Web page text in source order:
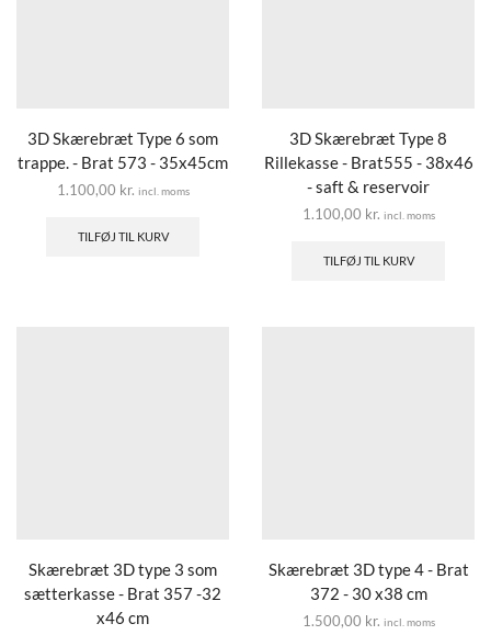
3D Skærebræt Type 6 som
trappe. - Brat 573 - 35x45cm
1.100,00 kr. incl. moms
TILFØJ TIL KURV
3D Skærebræt Type 8
Rillekasse - Brat555 - 38x46
- saft & reservoir
1.100,00 kr. incl. moms
TILFØJ TIL KURV
Skærebræt 3D type 3 som
sætterkasse - Brat 357 -32
x46 cm
Skærebræt 3D type 4 - Brat
372 - 30 x38 cm
1.500,00 kr. incl. moms